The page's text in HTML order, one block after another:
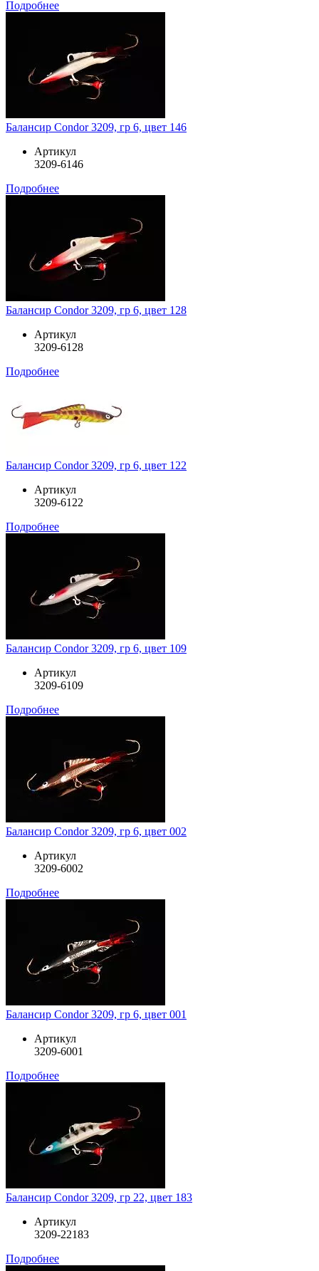
Подробнее
Балансир Condor 3209, гр 6, цвет 146
Артикул
3209-6146
Подробнее
Балансир Condor 3209, гр 6, цвет 128
Артикул
3209-6128
Подробнее
Балансир Condor 3209, гр 6, цвет 122
Артикул
3209-6122
Подробнее
Балансир Condor 3209, гр 6, цвет 109
Артикул
3209-6109
Подробнее
Балансир Condor 3209, гр 6, цвет 002
Артикул
3209-6002
Подробнее
Балансир Condor 3209, гр 6, цвет 001
Артикул
3209-6001
Подробнее
Балансир Condor 3209, гр 22, цвет 183
Артикул
3209-22183
Подробнее